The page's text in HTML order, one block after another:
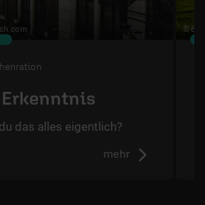
das alles eigentlich?
mehr
©